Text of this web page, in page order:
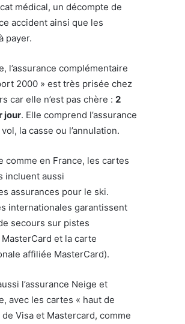
médical, un décompte de
accident ainsi que les
payer.
l’assurance complémentaire
2000 » est très prisée chez
car elle n’est pas chère : 2
jour. Elle comprend l’assurance
la casse ou l’annulation.
comme en France, les cartes
incluent aussi
assurances pour le ski.
internationales garantissent
secours sur pistes
et la carte
affiliée MasterCard).
l’assurance Neige et
avec les cartes « haut de
de Visa et Mastercard, comme